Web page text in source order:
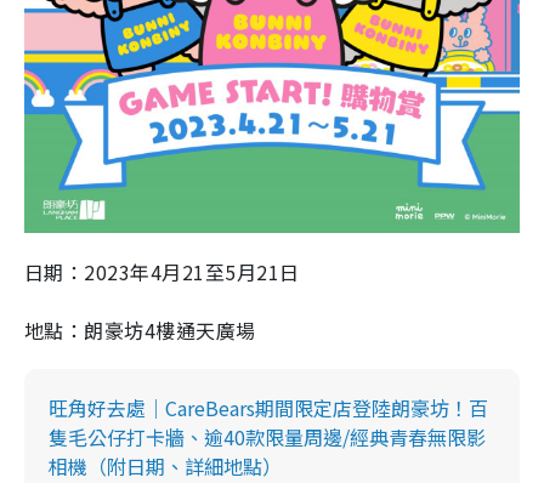
日期：2023年4月21至5月21日
地點：朗豪坊4樓通天廣場
旺角好去處｜CareBears期間限定店登陸朗豪坊！百
隻⽑公仔打卡牆、逾40款限量周邊/經典青春無限影
相機（附日期、詳細地點）